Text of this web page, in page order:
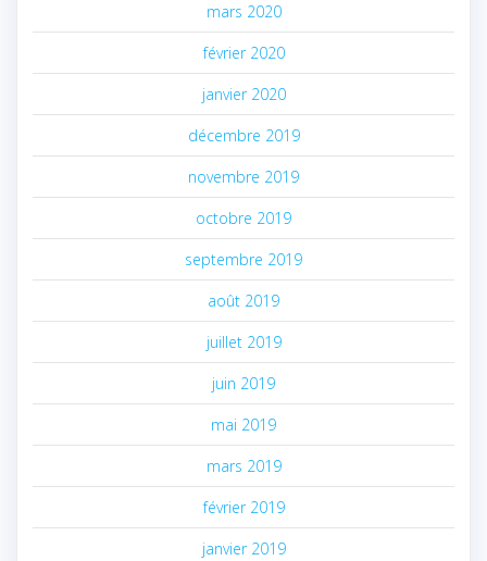
mars 2020
février 2020
janvier 2020
décembre 2019
novembre 2019
octobre 2019
septembre 2019
août 2019
juillet 2019
juin 2019
mai 2019
mars 2019
février 2019
janvier 2019